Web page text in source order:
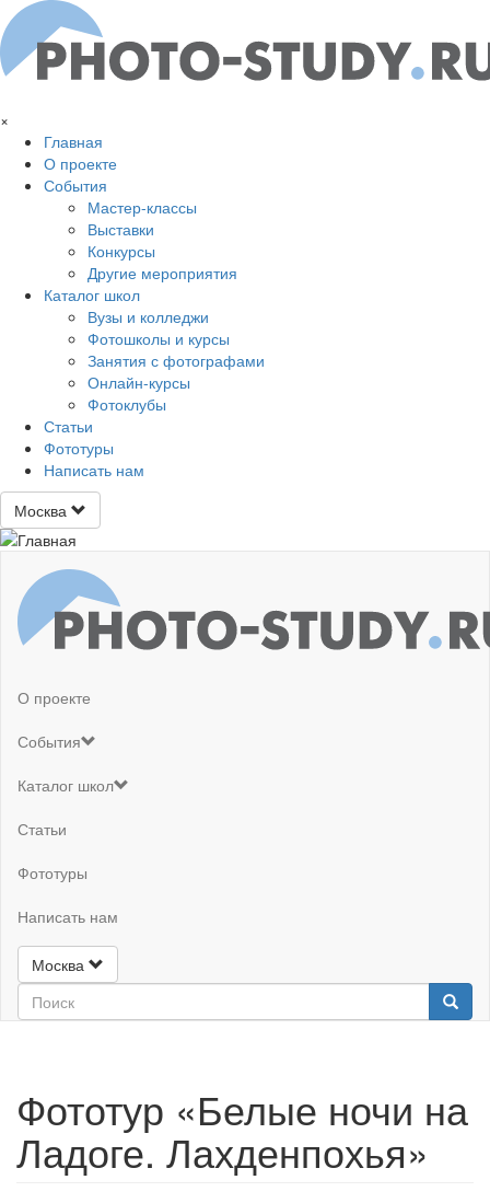
Перейти к основному содержанию
×
Главная
О проекте
События
Мастер-классы
Выставки
Конкурсы
Другие мероприятия
Каталог школ
Вузы и колледжи
Фотошколы и курсы
Занятия с фотографами
Онлайн-курсы
Фотоклубы
Статьи
Фототуры
Написать нам
Москва
О проекте
События
Каталог школ
Статьи
Фототуры
Написать нам
Москва
Фототур «Белые ночи на
Ладоге. Лахденпохья»